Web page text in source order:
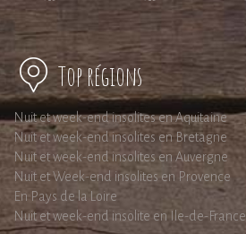
Top régions
Nuit et week-end insolites en Aquitaine
Nuit et week-end insolites en Bretagne
Nuit et week-end insolites en Auvergne
Nuit et Week-end insolites en Provence
En Pays de la Loire
Nuit et week-end insolite en Ile-de-France